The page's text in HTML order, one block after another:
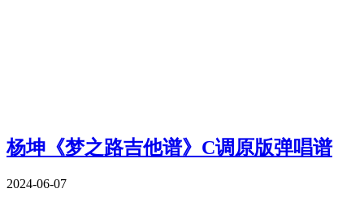
杨坤《梦之路吉他谱》C调原版弹唱谱
2024-06-07